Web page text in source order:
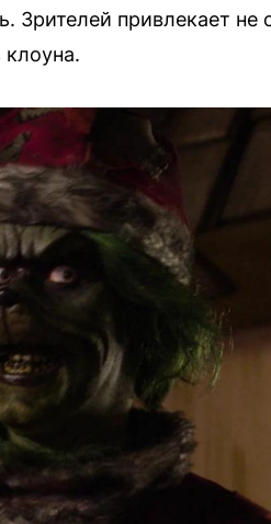
Зрителей привлекает
клоуна.